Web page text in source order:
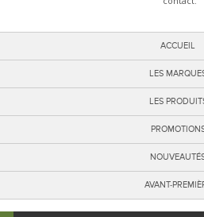
ACCUEIL
LES
LES
AVANT-